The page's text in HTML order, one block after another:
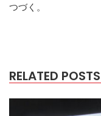
つづく。
RELATED POSTS